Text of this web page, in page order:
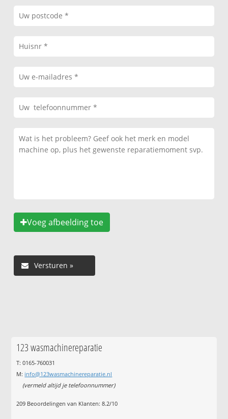
Voeg afbeelding toe
123 wasmachinereparatie
T: 0165-760031
M: info@123wasmachinereparatie.nl
(vermeld altijd je telefoonnummer)
209 Beoordelingen van Klanten:8.2/10